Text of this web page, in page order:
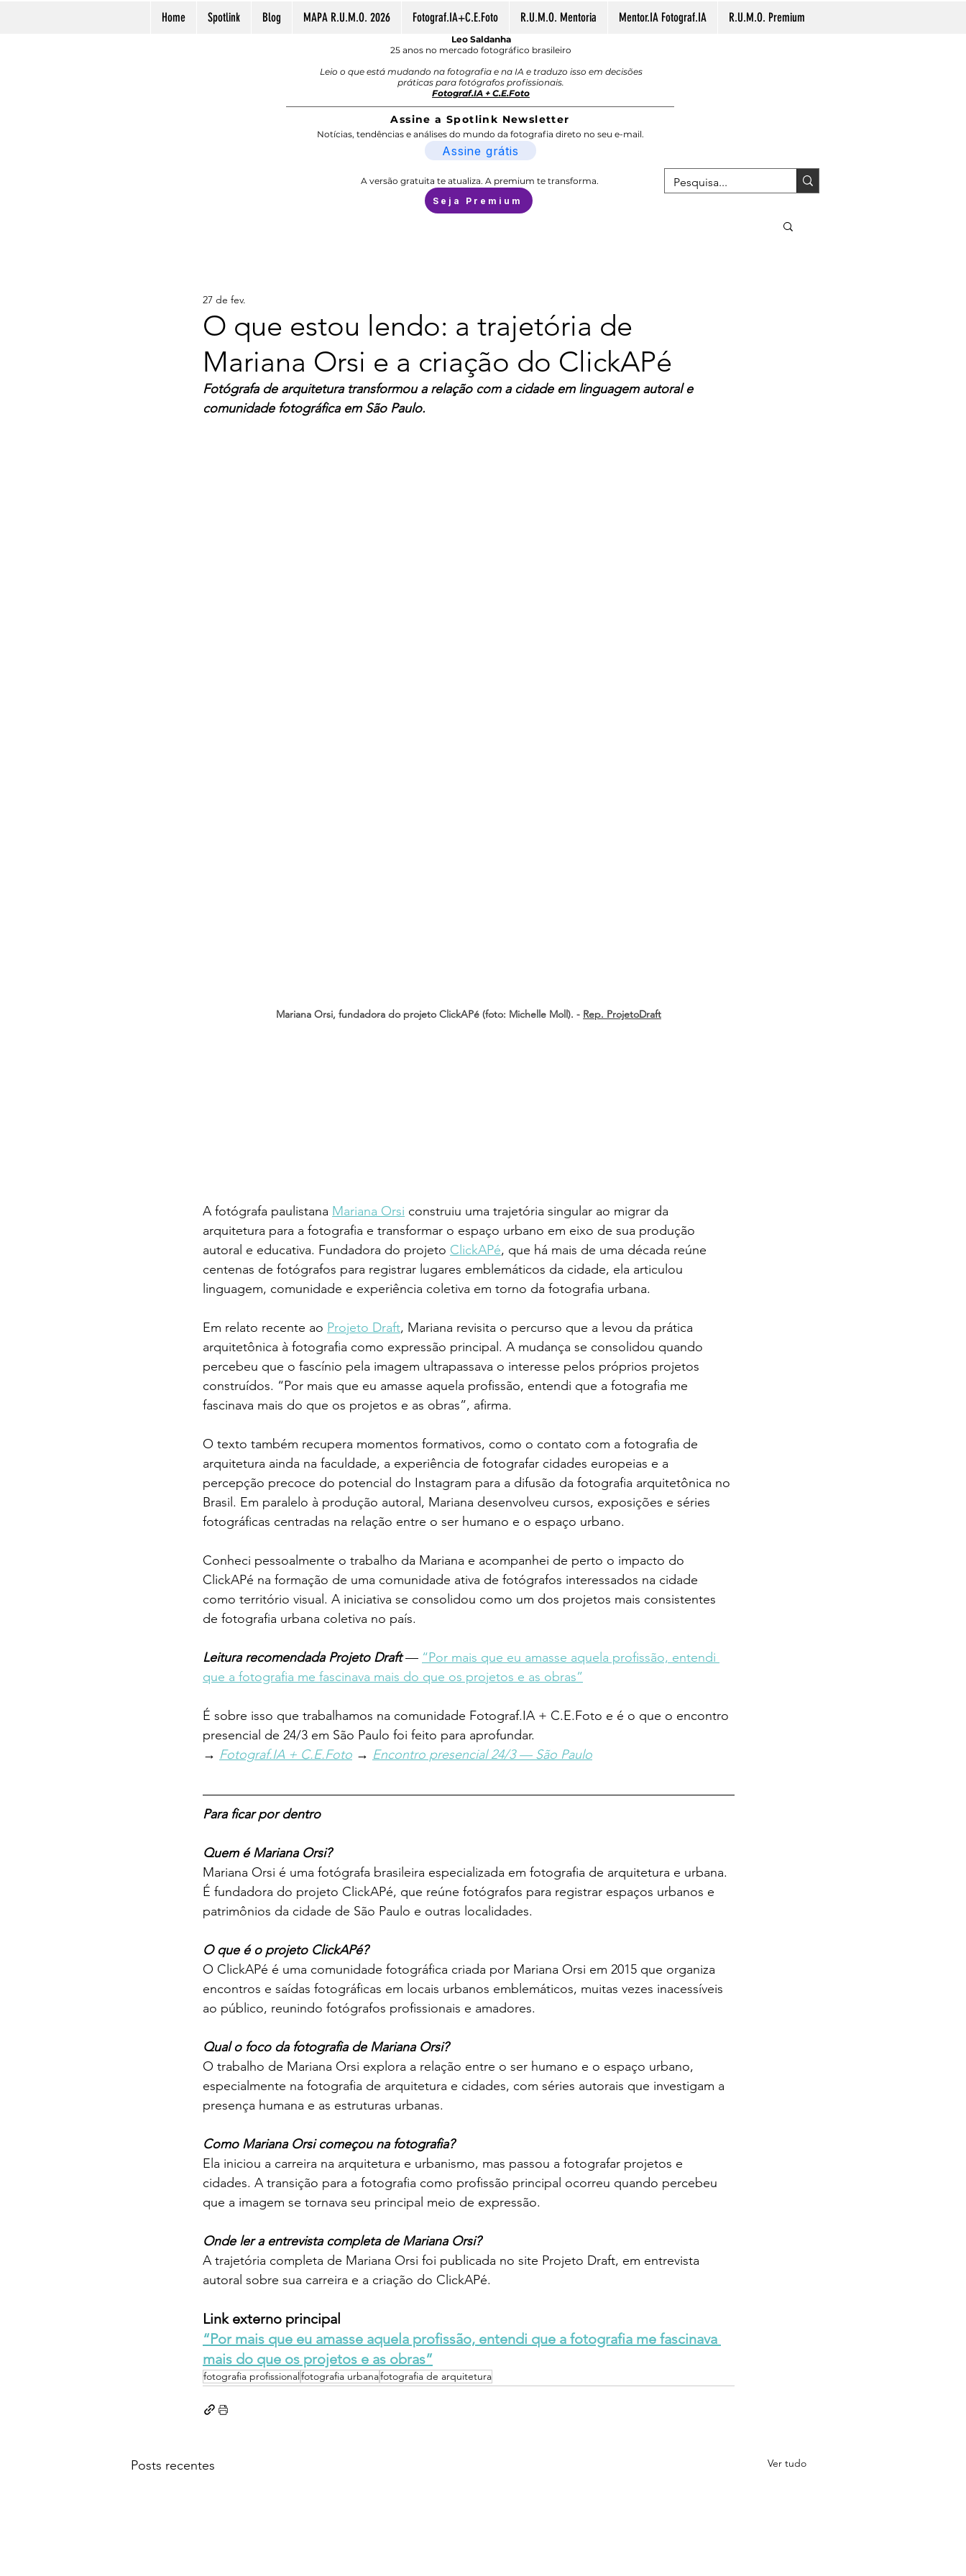
Home Spotlink Blog MAPA R.U.M.O. 2026 Fotograf.IA+C.E.Foto R.U.M.O. Mentoria Mentor.IA Fotograf.IA R.U.M.O. Premium
Leo Saldanha
25 anos no mercado fotográfico brasileiro
Leio o que está mudando na fotografia e na IA e traduzo isso em decisões
práticas para fotógrafos profissionais.
Fotograf.IA + C.E.Foto
Assine a Spotlink Newsletter
Notícias, tendências e análises do mundo da fotografia direto no seu e-mail.
Assine grátis
A versão gratuita te atualiza. A premium te transforma.
Seja Premium
O que estou lendo: a trajetória de
Mariana Orsi e a criação do ClickAPé
27 de fev.
Fotógrafa de arquitetura transformou a relação com a cidade em linguagem autoral e
comunidade fotográfica em São Paulo.
Mariana Orsi, fundadora do projeto ClickAPé (foto: Michelle Moll). - Rep. ProjetoDraft
A fotógrafa paulistana Mariana Orsi construiu uma trajetória singular ao migrar da
arquitetura para a fotografia e transformar o espaço urbano em eixo de sua produção
autoral e educativa. Fundadora do projeto ClickAPé, que há mais de uma década reúne
centenas de fotógrafos para registrar lugares emblemáticos da cidade, ela articulou
linguagem, comunidade e experiência coletiva em torno da fotografia urbana.
Em relato recente ao Projeto Draft, Mariana revisita o percurso que a levou da prática
arquitetônica à fotografia como expressão principal. A mudança se consolidou quando
percebeu que o fascínio pela imagem ultrapassava o interesse pelos próprios projetos
construídos. “Por mais que eu amasse aquela profissão, entendi que a fotografia me
fascinava mais do que os projetos e as obras”, afirma.
O texto também recupera momentos formativos, como o contato com a fotografia de
arquitetura ainda na faculdade, a experiência de fotografar cidades europeias e a
percepção precoce do potencial do Instagram para a difusão da fotografia arquitetônica no
Brasil. Em paralelo à produção autoral, Mariana desenvolveu cursos, exposições e séries
fotográficas centradas na relação entre o ser humano e o espaço urbano.
Conheci pessoalmente o trabalho da Mariana e acompanhei de perto o impacto do
ClickAPé na formação de uma comunidade ativa de fotógrafos interessados na cidade
como território visual. A iniciativa se consolidou como um dos projetos mais consistentes
de fotografia urbana coletiva no país.
Leitura recomendada Projeto Draft — “Por mais que eu amasse aquela profissão, entendi
que a fotografia me fascinava mais do que os projetos e as obras”
É sobre isso que trabalhamos na comunidade Fotograf.IA + C.E.Foto e é o que o encontro
presencial de 24/3 em São Paulo foi feito para aprofundar.
→ Fotograf.IA + C.E.Foto → Encontro presencial 24/3 — São Paulo
Para ficar por dentro
Quem é Mariana Orsi?
Mariana Orsi é uma fotógrafa brasileira especializada em fotografia de arquitetura e urbana.
É fundadora do projeto ClickAPé, que reúne fotógrafos para registrar espaços urbanos e
patrimônios da cidade de São Paulo e outras localidades.
O que é o projeto ClickAPé?
O ClickAPé é uma comunidade fotográfica criada por Mariana Orsi em 2015 que organiza
encontros e saídas fotográficas em locais urbanos emblemáticos, muitas vezes inacessíveis
ao público, reunindo fotógrafos profissionais e amadores.
Qual o foco da fotografia de Mariana Orsi?
O trabalho de Mariana Orsi explora a relação entre o ser humano e o espaço urbano,
especialmente na fotografia de arquitetura e cidades, com séries autorais que investigam a
presença humana e as estruturas urbanas.
Como Mariana Orsi começou na fotografia?
Ela iniciou a carreira na arquitetura e urbanismo, mas passou a fotografar projetos e
cidades. A transição para a fotografia como profissão principal ocorreu quando percebeu
que a imagem se tornava seu principal meio de expressão.
Onde ler a entrevista completa de Mariana Orsi?
A trajetória completa de Mariana Orsi foi publicada no site Projeto Draft, em entrevista
autoral sobre sua carreira e a criação do ClickAPé.
Link externo principal
“Por mais que eu amasse aquela profissão, entendi que a fotografia me fascinava
mais do que os projetos e as obras”
fotografia profissionalfotografia urbanafotografia de arquitetura
Posts recentes Ver tudo